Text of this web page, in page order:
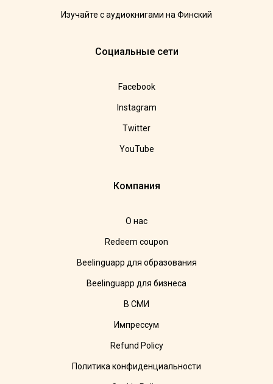
Изучайте с аудиокнигами на Финский
Социальные сети
Facebook
Instagram
Twitter
YouTube
Компания
О нас
Redeem coupon
Beelinguapp для образования
Beelinguapp для бизнеса
В СМИ
Импрессум
Refund Policy
Политика конфиденциальности